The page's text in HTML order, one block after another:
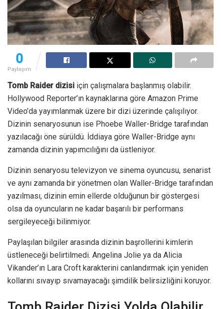
0
Paylaşım
Tomb Raider dizisi için çalışmalara başlanmış olabilir.
Hollywood Reporter’ın kaynaklarına göre Amazon Prime
Video’da yayımlanmak üzere bir dizi üzerinde çalışılıyor.
Dizinin senaryosunun ise Phoebe Waller-Bridge tarafından
yazılacağı öne sürüldü. İddiaya göre Waller-Bridge aynı
zamanda dizinin yapımcılığını da üstleniyor.
Dizinin senaryosu televizyon ve sinema oyuncusu, senarist
ve aynı zamanda bir yönetmen olan Waller-Bridge tarafından
yazılması, dizinin emin ellerde olduğunun bir göstergesi
olsa da oyuncuların ne kadar başarılı bir performans
sergileyeceği bilinmiyor.
Paylaşılan bilgiler arasında dizinin başrollerini kimlerin
üstleneceği belirtilmedi. Angelina Jolie ya da Alicia
Vikander’ın Lara Croft karakterini canlandırmak için yeniden
kollarını sıvayıp sıvamayacağı şimdilik belirsizliğini koruyor.